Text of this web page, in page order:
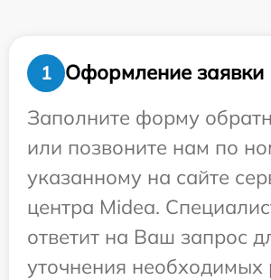
1
Оформление заявки
Заполните форму
или позвоните нам по
указанному на сайте
центра Midea.
ответит на Ваш запрос
уточнения необходимых